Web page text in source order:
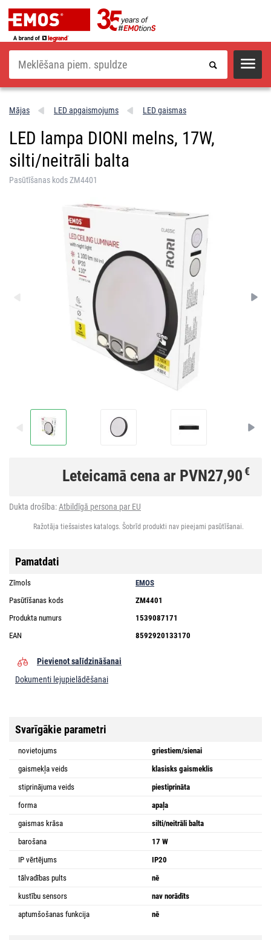
Meklēšana
Mājas LED apgaismojums LED gaismas
LED lampa DIONI melns, 17W,
silti/neitrāli balta
Pasūtīšanas kods ZM4401
Leteicamā cena ar PVN27,90€
Dukta drošība:Atbildīgā persona par EU
Ražotāja tiešsaistes katalogs. Šobrīd produkti nav pieejami pasūtīšanai.
Pamatdati
Zīmols
EMOS
Pasūtīšanas kods
ZM4401
Produkta numurs
1539087171
EAN
8592920133170
Pievienot salīdzināšanai
Dokumenti lejupielādēšanai
Svarīgākie parametri
novietojums
griestiem/sienai
gaismekļa veids
klasisks gaismeklis
stiprinājuma veids
piestiprināta
forma
apaļa
gaismas krāsa
silti/neitrāli balta
barošana
17 W
IP vērtējums
IP20
tālvadības pults
nē
kustību sensors
nav norādīts
aptumšošanas funkcija
nē